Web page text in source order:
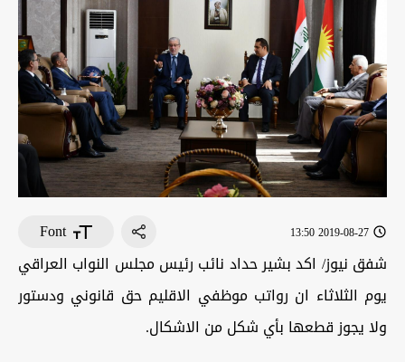
2019-08-27 13:50
Font
شفق نيوز/ اكد بشير حداد نائب رئيس مجلس النواب العراقي
يوم الثلاثاء ان رواتب موظفي الاقليم حق قانوني ودستور
ولا يجوز قطعها بأي شكل من الاشكال.